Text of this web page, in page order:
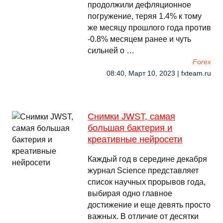
продолжили дефляционное
погружение, теряя 1.4% к тому
же месяцу прошлого года против
-0.8% месяцем ранее и чуть
сильней о …
Forex
08:40, Март 10, 2023 | fxteam.ru
Снимки JWST, самая
большая бактерия и
креативные нейросети
Каждый год в середине декабря
журнал Science представляет
список научных прорывов года,
выбирая одно главное
достижение и еще девять просто
важных. В отличие от десятки